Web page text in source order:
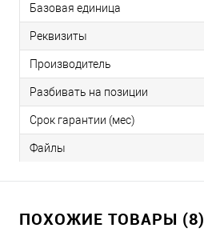
Базовая единица
Реквизиты
Производитель
Разбивать на позиции
Срок гарантии (мес)
Файлы
ПОХОЖИЕ ТОВАРЫ (8)